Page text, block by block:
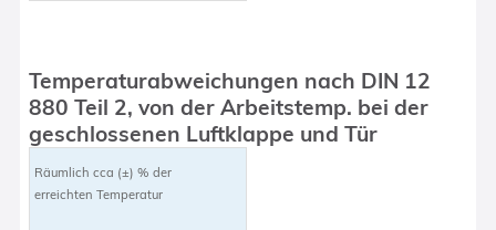
Temperaturabweichungen nach DIN 12
880 Teil 2, von der Arbeitstemp. bei der
geschlossenen Luftklappe und Tür
Räumlich cca (±) % der
erreichten Temperatur